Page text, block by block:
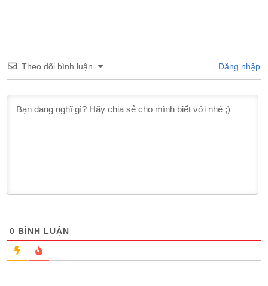
Theo dõi bình luận Đăng nhập
0 BÌNH LUẬN